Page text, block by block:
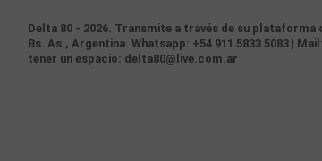
Delta 80 - 2026. Transmite a través de su plataforma
Bs. As., Argentina. Whatsapp: +54 911 5833 5083 |
tener un espacio: delta80@live.com.ar